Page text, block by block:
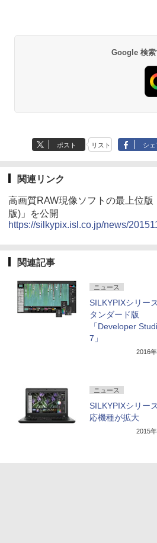
Google 検索
ポスト リスト シェ
関連リンク
高画質RAW現像ソフトの最上位
版)」を公開
https://silkypix.isl.co.jp/news/
関連記事
ニュース
SILKYPIXシリー
タンダード版
「Developer
7」
2016
ニュース
SILKYPIXシリー
応機種が拡大
2015